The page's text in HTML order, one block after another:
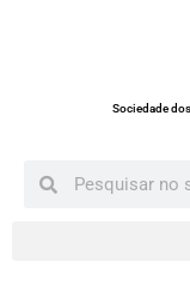
Sociedade